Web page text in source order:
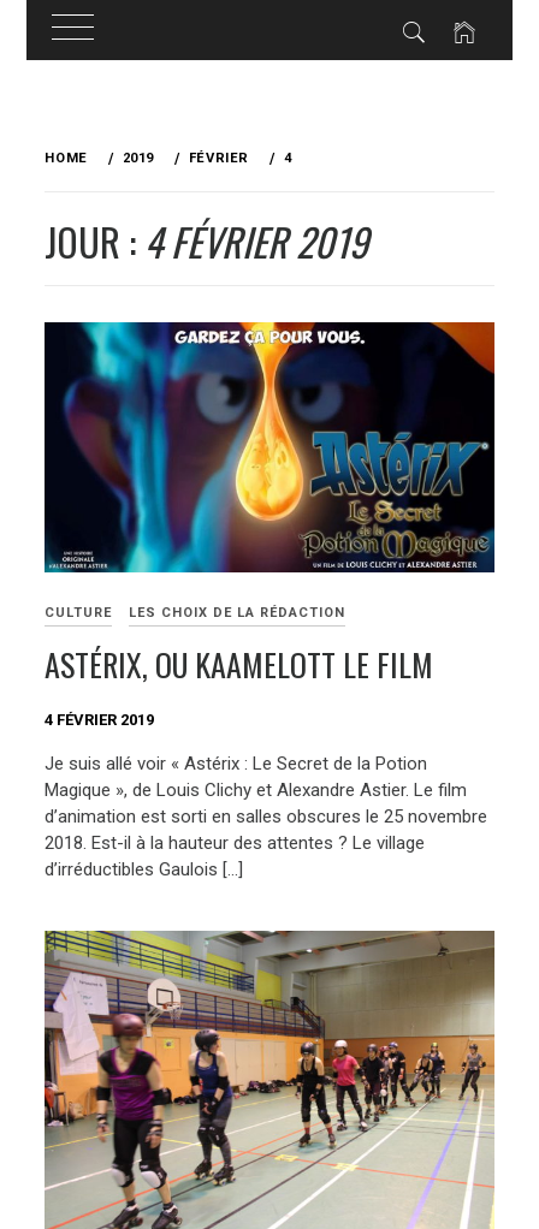
HOME 2019 FÉVRIER 4
JOUR : 4 FÉVRIER 2019
CULTURE LES CHOIX DE LA RÉDACTION
ASTÉRIX, OU KAAMELOTT LE FILM
4 FÉVRIER 2019
Je suis allé voir « Astérix : Le Secret de la Potion
Magique », de Louis Clichy et Alexandre Astier. Le film
d’animation est sorti en salles obscures le 25 novembre
2018. Est-il à la hauteur des attentes ? Le village
d’irréductibles Gaulois […]